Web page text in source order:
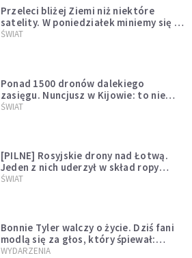
Przeleci bliżej Ziemi niż niektóre
satelity. W poniedziałek miniemy się z
asteroidą, która poprzedzi znacznie
ŚWIAT
Ponad 1500 dronów dalekiego
zasięgu. Nuncjusz w Kijowie: to nie
wygląda na wolę zakończenia wojny
ŚWIAT
[PILNE] Rosyjskie drony nad Łotwą.
Jeden z nich uderzył w skład ropy
naftowej
ŚWIAT
Bonnie Tyler walczy o życie. Dziś fani
modlą się za głos, który śpiewał:
"Lord, help me"
WYDARZENIA